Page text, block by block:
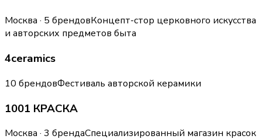
Москва · 5 брендовКонцепт-стор церковного искусства
и авторских предметов быта
4ceramics
10 брендовФестиваль авторской керамики
1001 КРАСКА
Москва · 3 брендаСпециализированный магазин красок